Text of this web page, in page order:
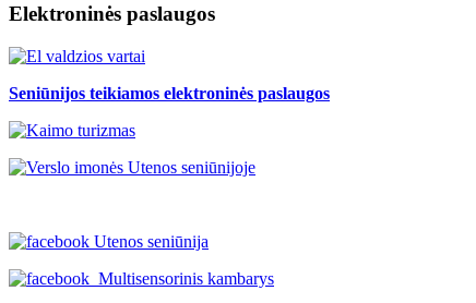
Elektroninės paslaugos
Seniūnijos teikiamos elektroninės paslaugos
Utenos seniūnija
Multisensorinis kambarys